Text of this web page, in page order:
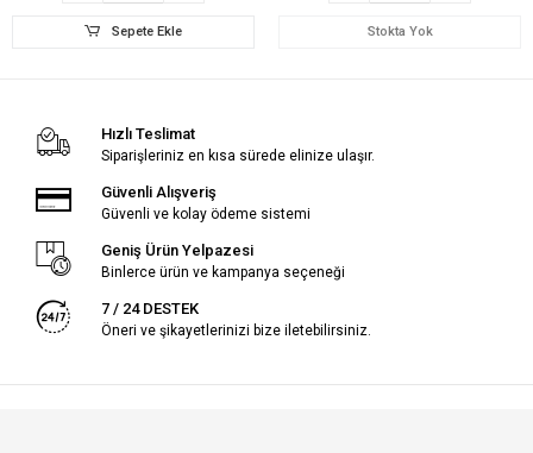
Sepete Ekle Stokta Yok
Hızlı Teslimat
Siparişleriniz en kısa sürede elinize ulaşır.
Güvenli Alışveriş
Güvenli ve kolay ödeme sistemi
Geniş Ürün Yelpazesi
Binlerce ürün ve kampanya seçeneği
7 / 24 DESTEK
Öneri ve şikayetlerinizi bize iletebilirsiniz.